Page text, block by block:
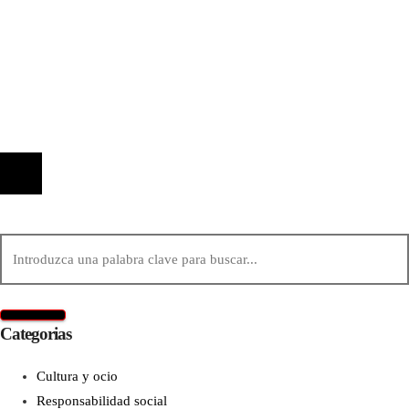
Categorias
Cultura y ocio
Responsabilidad social